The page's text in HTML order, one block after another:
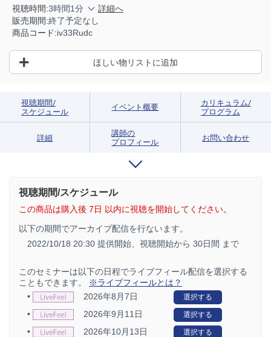
視聴時間:3時間1分
詳細へ
販売期間:終了予定なし
商品コード:iv33Rudc
ほしい物リストに追加
視聴期間/
スケジュール
イベント概要
カリキュラム/
プログラム
詳細
講師の
プロフィール
お問い合わせ
視聴期間/スケジュール
この商品は購入後 7日 以内に視聴を開始してください。
以下の期間でアーカイブ配信を行ないます。
2022/10/18 20:30 提供開始、 視聴開始から 30日間 まで
このセミナーは以下の日程でライブフィール配信を選択する
こともできます。
※ライブフィールとは？
•
2026年8月7日 選択する
• 2026年9月11日 選択する
• 2026年10月13日 選択する